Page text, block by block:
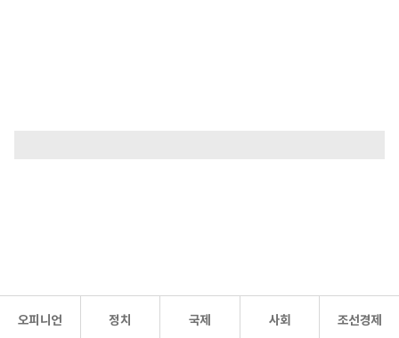
오피니언 정치 국제 사회 조선경제